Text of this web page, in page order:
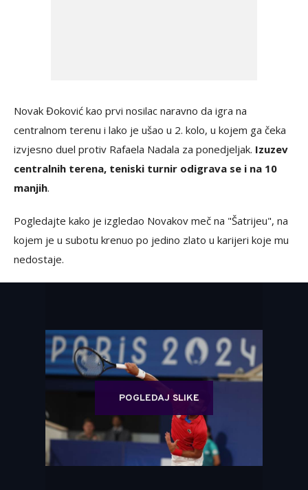
Novak Đoković kao prvi nosilac naravno da igra na
centralnom terenu i lako je ušao u 2. kolo, u kojem ga čeka
izvjesno duel protiv Rafaela Nadala za ponedjeljak. Izuzev
centralnih terena, teniski turnir odigrava se i na 10
manjih.
Pogledajte kako je izgledao Novakov meč na "Šatrijeu", na
kojem je u subotu krenuo po jedino zlato u karijeri koje mu
nedostaje.
POGLEDAJ SLIKE